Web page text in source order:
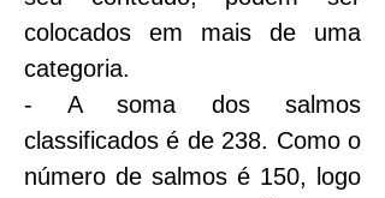
colocados em mais de uma
categoria.
- A soma dos salmos
classificados é de 238. Como o
número de salmos é 150, logo